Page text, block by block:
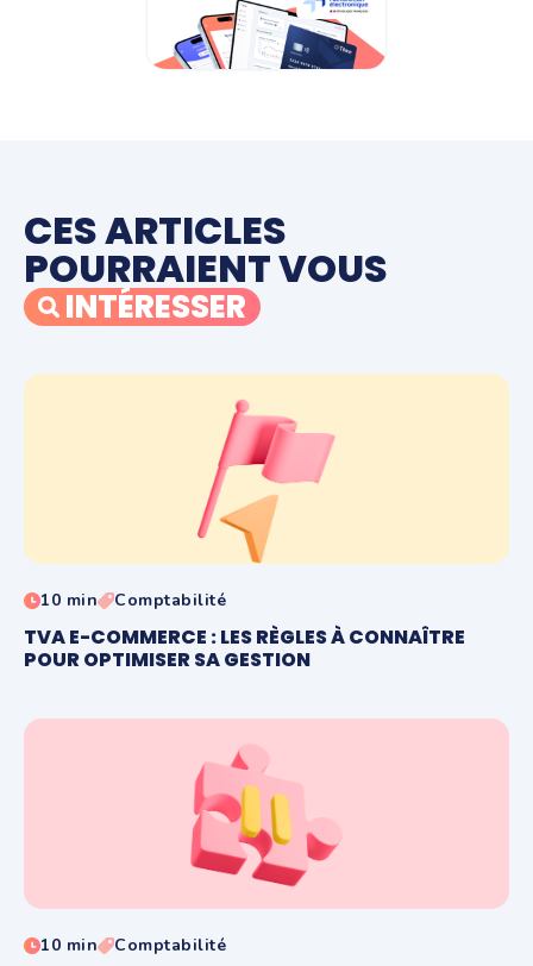
CES ARTICLES
POURRAIENT VOUS
INTÉRESSER
10 min Comptabilité
TVA E-COMMERCE : LES RÈGLES À CONNAÎTRE
POUR OPTIMISER SA GESTION
10 min Comptabilité